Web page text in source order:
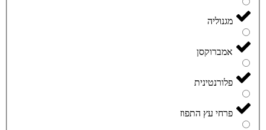
מגנוליה
אמברוקסן
פלורנטינית
פרחי עץ התפוז